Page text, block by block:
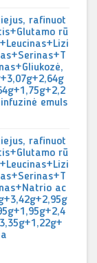
rafinuot
rū
emuls
rafinuot
rū
ac